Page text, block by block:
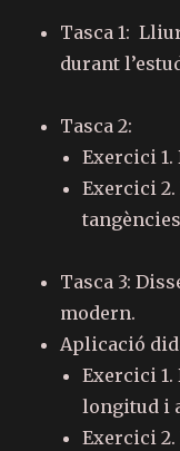
Tasca 1:
durant
Tasca 2:
Exercici
Exercici
Tasca 3:
modern.
Aplicació
Exercici 1.
longitud i
Exercici 2.